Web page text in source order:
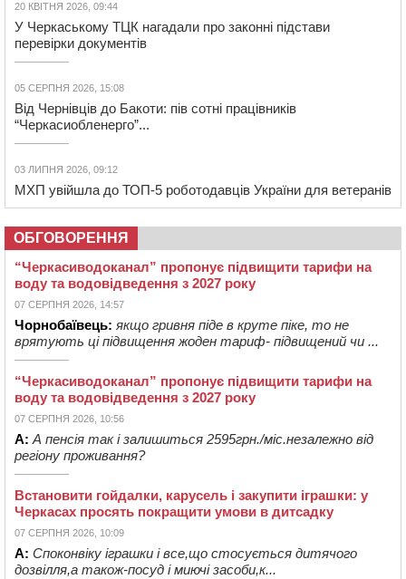
20 КВІТНЯ 2026, 09:44
У Черкаському ТЦК нагадали про законні підстави
перевірки документів
05 СЕРПНЯ 2026, 15:08
Від Чернівців до Бакоти: пів сотні працівників
“Черкасиобленерго”...
03 ЛИПНЯ 2026, 09:12
МХП увійшла до ТОП-5 роботодавців України для ветеранів
ОБГОВОРЕННЯ
“Черкасиводоканал” пропонує підвищити тарифи на
воду та водовідведення з 2027 року
07 СЕРПНЯ 2026, 14:57
Чорнобаївець: якщо гривня піде в круте піке, то не
врятують ці підвищення жоден тариф- підвищений чи ...
“Черкасиводоканал” пропонує підвищити тарифи на
воду та водовідведення з 2027 року
07 СЕРПНЯ 2026, 10:56
А: А пенсія так і залишиться 2595грн./міс.незалежно від
регіону проживання?
Встановити гойдалки, карусель і закупити іграшки: у
Черкасах просять покращити умови в дитсадку
07 СЕРПНЯ 2026, 10:09
А: Споконвіку іграшки і все,що стосується дитячого
дозвілля,а також-посуд і миючі засоби,к...